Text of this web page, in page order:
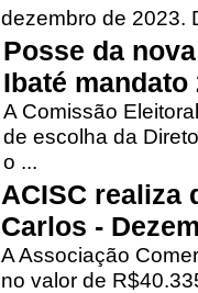
dezembro de 2023.
Posse da
Ibaté mandato
A Comissão
de escolha da
o ...
ACISC realiza
Carlos -
A Associação
no valor de